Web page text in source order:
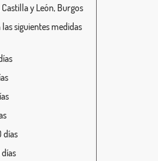
y León, Burgos
siguientes medidas
días